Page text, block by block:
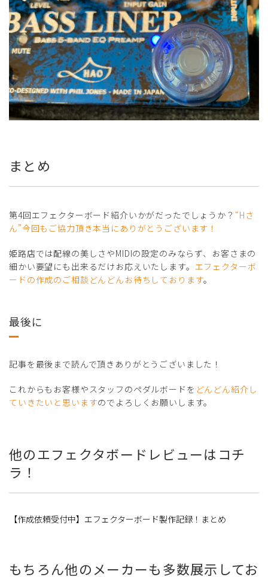
まとめ
第4回エフェクターボード紹介いかがだったでしょうか？ “Hさ
ん”今回もご協力頂き本当にありがとうございます！
姫路店では配線の美しさやMIDIの設定のみならず、お客さまの
細かい要望にも出来るだけお応えいたします。 エフェクターボ
ードの作成のご相談どんどんお待ちしております。
最後に
記事を最後まで読んで頂きありがとうございました！
これからもお客様やスタッフのペダルボードを どんどん紹介し
ていきたいと思いますのでよろしくお願いします。
他のエフェクタボードレビューはコチ
ラ！
【作成依頼受付中】エフェクターボード製作記録！まとめ
もちろん他のメーカーも多数展示してお